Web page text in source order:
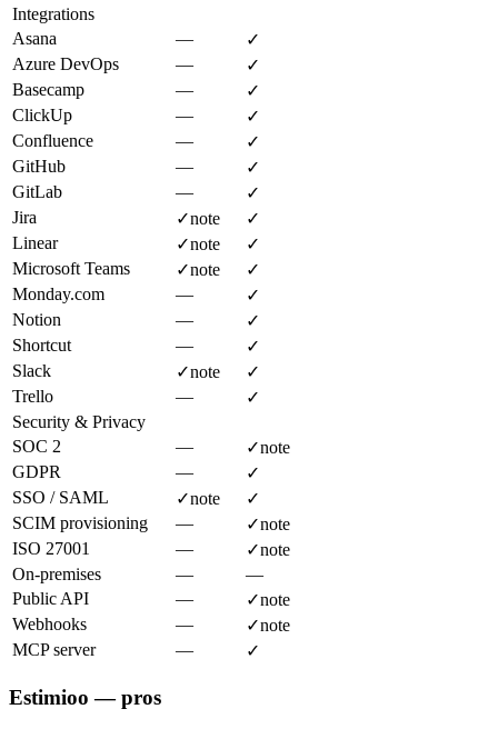
Integrations
Asana
—
✓
Azure DevOps
—
✓
Basecamp
—
✓
ClickUp
—
✓
Confluence
—
✓
GitHub
—
✓
GitLab
—
✓
Jira
✓note
✓
Linear
✓note
✓
Microsoft Teams
✓note
✓
Monday.com
—
✓
Notion
—
✓
Shortcut
—
✓
Slack
✓note
✓
Trello
—
✓
Security & Privacy
SOC 2
— ✓note
GDPR
—
✓
SSO / SAML
✓note
✓
SCIM provisioning
— ✓note
ISO 27001
— ✓note
On-premises
—
—
Public API
— ✓note
Webhooks
— ✓note
MCP server
— ✓
Estimioo — pros